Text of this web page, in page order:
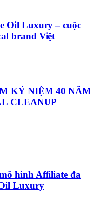
Oil Luxury – cuộc
brand Việt
KỶ NIỆM 40 NĂM
CLEANUP
hình Affiliate đa
Luxury